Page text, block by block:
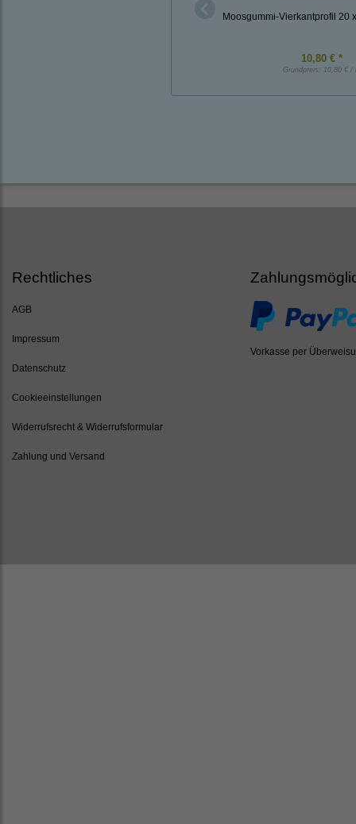
Moosgummi-Vierkantprofil 20
10,80 € *
Grundpreis: 10,80 € /
Rechtliches
AGB
Impressum
Datenschutz
Cookieeinstellungen
Widerrufsrecht & Widerrufsformular
Zahlung und Versand
Vorkasse per